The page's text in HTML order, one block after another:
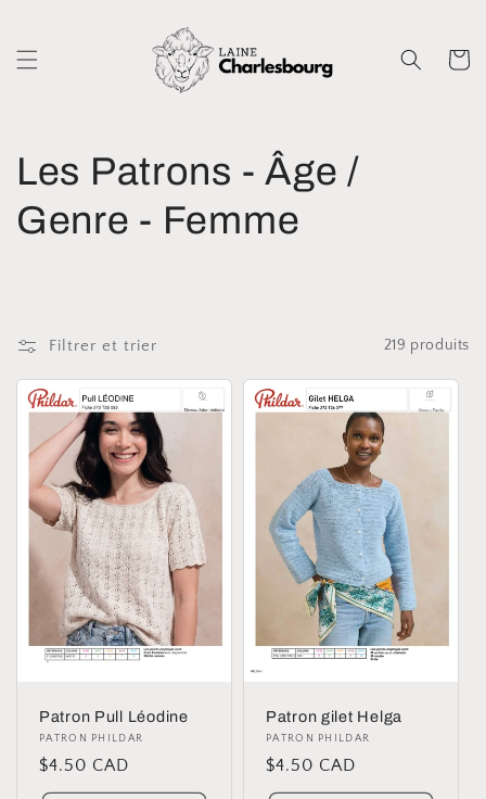
contenu
Panier
C
o
e
c
o
Les Patrons - Âge /
Genre - Femme
Filtrer et trier 219 produits
Patron Pull Léodine
Distributeur :
PATRON PHILDAR
Prix
habituel
$4.50 CAD
Patron gilet Helga
Distributeur :
PATRON PHILDAR
Prix
habituel
$4.50 CAD